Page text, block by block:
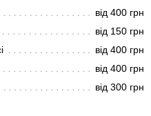
від 400 грн
від 150 грн
від 400 грн
від 400 грн
від 300 грн